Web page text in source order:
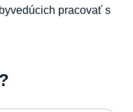
pracovať s